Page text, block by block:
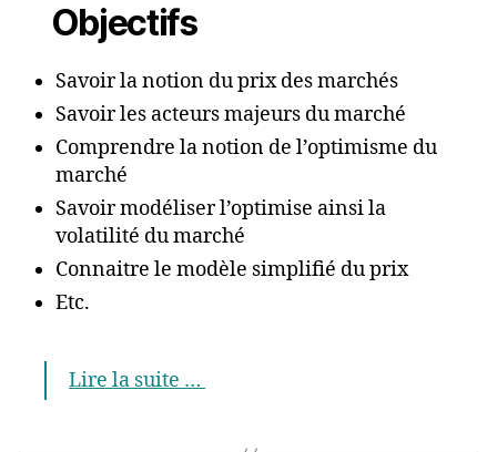
Objectifs
Savoir la notion du prix des marchés
Savoir les acteurs majeurs du marché
Comprendre la notion de l’optimisme du
marché
Savoir modéliser l’optimise ainsi la
volatilité du marché
Connaitre le modèle simplifié du prix
Etc.
Lire la suite …